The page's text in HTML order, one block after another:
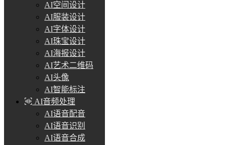
AI空间设计
AI服装设计
AI字体设计
AI珠宝设计
AI海报设计
AI艺术二维码
AI头像
AI智能标注
AI音频处理
AI语音配音
AI语音识别
AI语音合成